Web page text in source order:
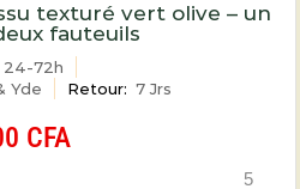
texturé vert olive – un
fauteuils
24-72h
Yde Retour: 7 Jrs
CFA
5